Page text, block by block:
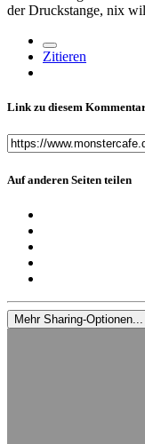
der Druckstange, nix
Zitieren
Link zu diesem
Auf anderen Seiten teilen
Mehr Sharing-Optionen...